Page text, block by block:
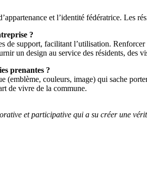
et l’identité fédératrice. Les
?
de support, facilitant l’utilisation.
un design au service des résidents, des
prenantes ?
(emblème, couleurs, image) qui sache
de vivre de la commune.
et participative qui a su créer une